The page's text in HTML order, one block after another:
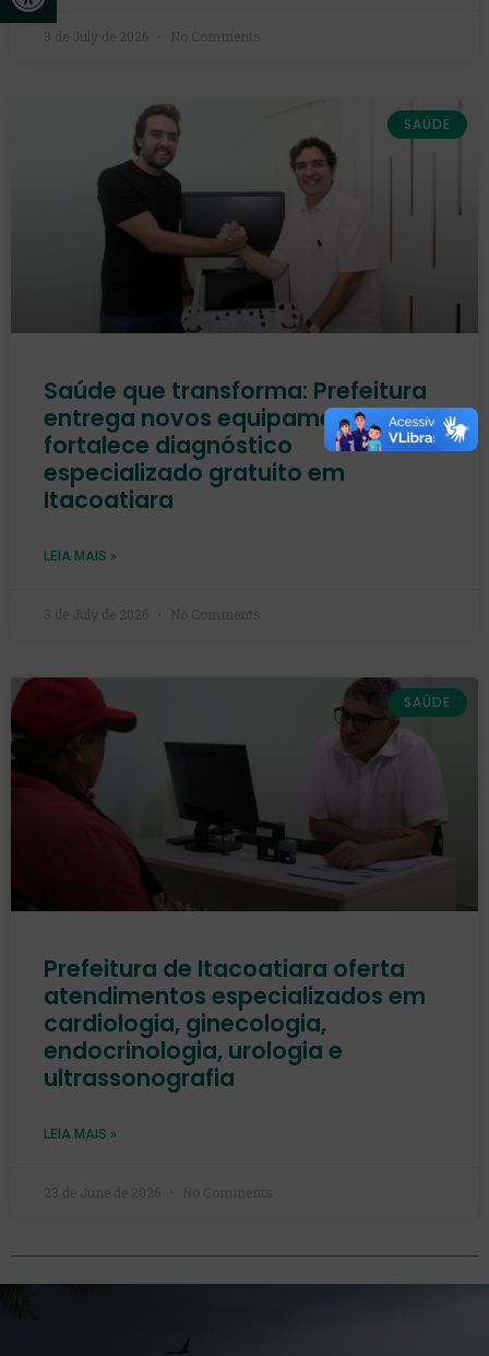
3 de July de 2026 No Comments
SAÚDE
Saúde que transforma: Prefeitura
entrega novos equipamentos e
fortalece diagnóstico
especializado gratuito em
Itacoatiara
LEIA MAIS »
3 de July de 2026 No Comments
SAÚDE
Prefeitura de Itacoatiara oferta
atendimentos especializados em
cardiologia, ginecologia,
endocrinologia, urologia e
ultrassonografia
LEIA MAIS »
23 de June de 2026 No Comments